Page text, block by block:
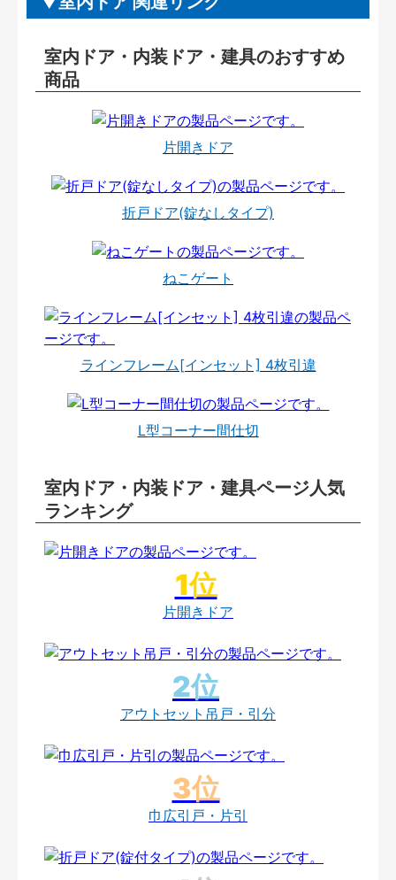
室内ドア・内装ドア・建具のおすすめ
商品
片開きドア
折戸ドア(錠なしタイプ)
ねこゲート
ラインフレーム[インセット] 4枚引違
L型コーナー間仕切
室内ドア・内装ドア・建具ページ人気
ランキング
片開きドア
アウトセット吊戸・引分
巾広引戸・片引